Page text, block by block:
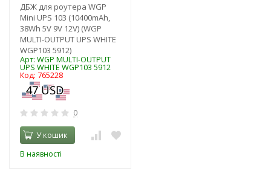
ДБЖ для роутера WGP
Mini UPS 103 (10400mAh,
38Wh 5V 9V 12V) (WGP
MULTI-OUTPUT UPS WHITE
WGP103 5912)
Арт: WGP MULTI-OUTPUT
UPS WHITE WGP103 5912
Код: 765228
0
У кошик
В наявності